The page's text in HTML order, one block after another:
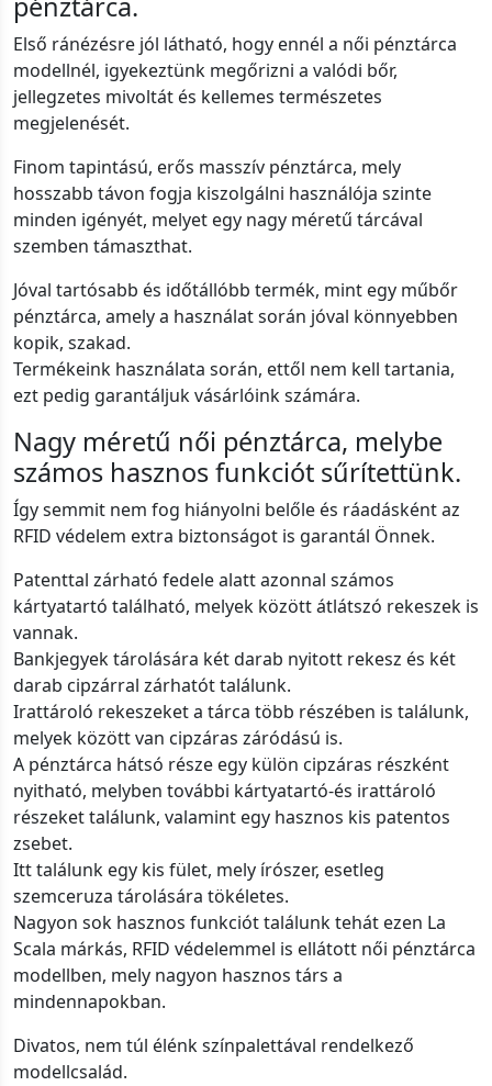
pénztárca.
Első ránézésre jól látható, hogy ennél a női pénztárca
modellnél, igyekeztünk megőrizni a valódi bőr,
jellegzetes mivoltát és kellemes természetes
megjelenését.
Finom tapintású, erős masszív pénztárca, mely
hosszabb távon fogja kiszolgálni használója szinte
minden igényét, melyet egy nagy méretű tárcával
szemben támaszthat.
Jóval tartósabb és időtállóbb termék, mint egy műbőr
pénztárca, amely a használat során jóval könnyebben
kopik, szakad.
Termékeink használata során, ettől nem kell tartania,
ezt pedig garantáljuk vásárlóink számára.
Nagy méretű női pénztárca, melybe
számos hasznos funkciót sűrítettünk.
Így semmit nem fog hiányolni belőle és ráadásként az
RFID védelem extra biztonságot is garantál Önnek.
Patenttal zárható fedele alatt azonnal számos
kártyatartó található, melyek között átlátszó rekeszek is
vannak.
Bankjegyek tárolására két darab nyitott rekesz és két
darab cipzárral zárhatót találunk.
Irattároló rekeszeket a tárca több részében is találunk,
melyek között van cipzáras záródású is.
A pénztárca hátsó része egy külön cipzáras részként
nyitható, melyben további kártyatartó-és irattároló
részeket találunk, valamint egy hasznos kis patentos
zsebet.
Itt találunk egy kis fület, mely írószer, esetleg
szemceruza tárolására tökéletes.
Nagyon sok hasznos funkciót találunk tehát ezen La
Scala márkás, RFID védelemmel is ellátott női pénztárca
modellben, mely nagyon hasznos társ a
mindennapokban.
Divatos, nem túl élénk színpalettával rendelkező
modellcsalád.